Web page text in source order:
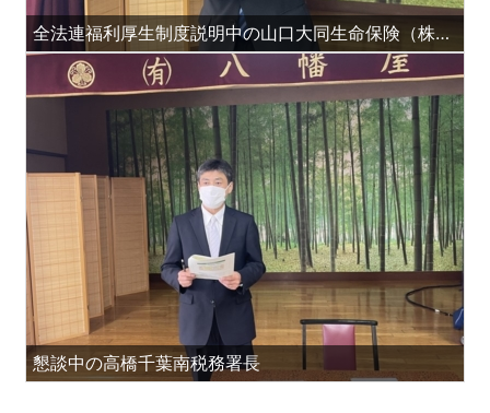
全法連福利厚生制度説明中の山口大同生命保険（株）千葉支社長
懇談中の高橋千葉南税務署長